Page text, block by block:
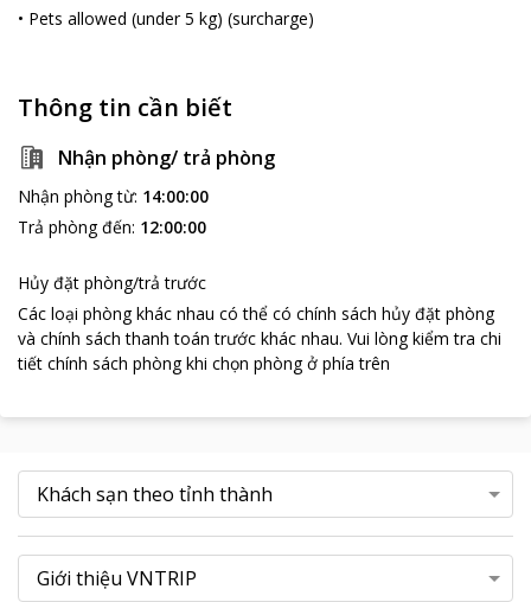
• Pets allowed (under 5 kg) (surcharge)
Thông tin cần biết
Nhận phòng/ trả phòng
Nhận phòng từ: 14:00:00
Trả phòng đến: 12:00:00
Hủy đặt phòng/trả trước
Các loại phòng khác nhau có thể có chính sách hủy đặt phòng
và chính sách thanh toán trước khác nhau. Vui lòng kiểm tra chi
tiết chính sách phòng khi chọn phòng ở phía trên